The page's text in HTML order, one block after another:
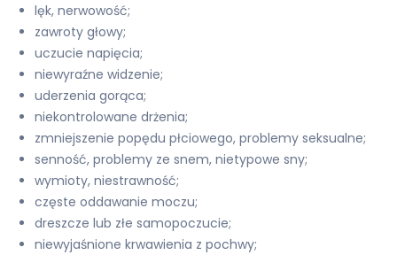
lęk, nerwowość;
zawroty głowy;
uczucie napięcia;
niewyraźne widzenie;
uderzenia gorąca;
niekontrolowane drżenia;
zmniejszenie popędu płciowego, problemy seksualne;
senność, problemy ze snem, nietypowe sny;
wymioty, niestrawność;
częste oddawanie moczu;
dreszcze lub złe samopoczucie;
niewyjaśnione krwawienia z pochwy;